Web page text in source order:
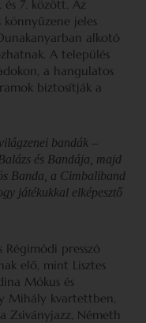
7. között. Az
könnyűzene jeles
alkotó
A település
a hangulatos
biztosítják a
bandák –
és Bandája, majd
Banda, a Cimbaliband
játékukkal elképesztő
presszó
elő, mint Lisztes
Mókus és
Mihály kvartettben,
Németh